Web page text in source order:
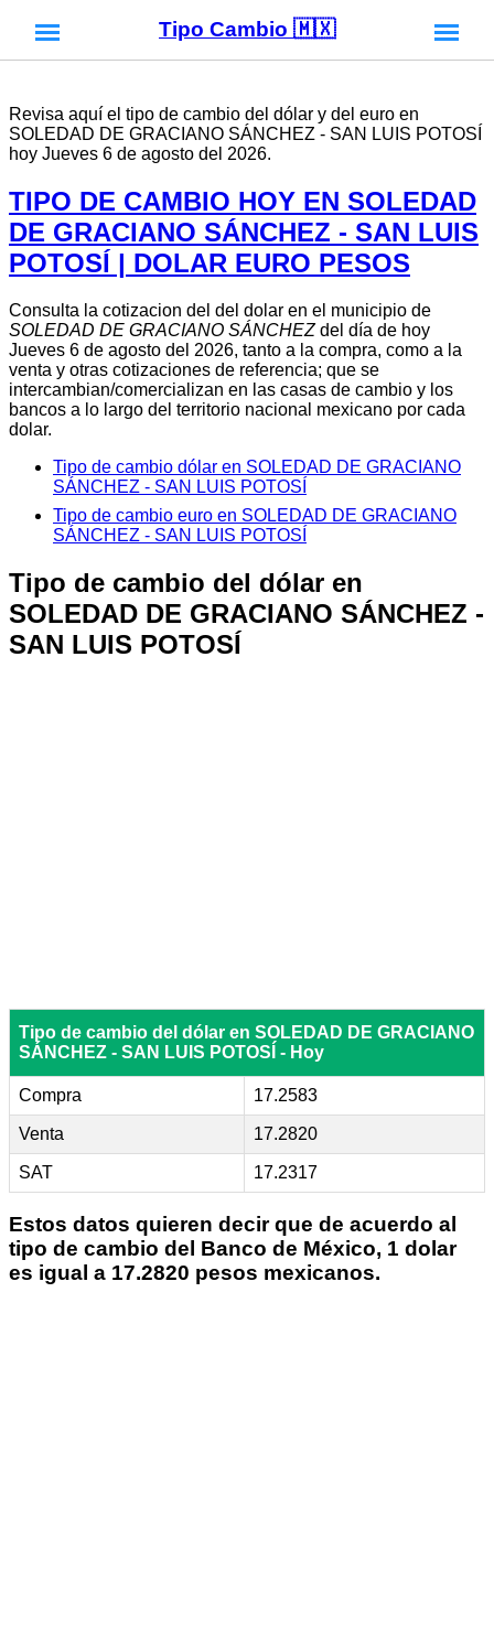
Tipo Cambio 🇲🇽
Revisa aquí el tipo de cambio del dólar y del euro en
SOLEDAD DE GRACIANO SÁNCHEZ - SAN LUIS POTOSÍ
hoy Jueves 6 de agosto del 2026.
TIPO DE CAMBIO HOY EN SOLEDAD
DE GRACIANO SÁNCHEZ - SAN LUIS
POTOSÍ | DOLAR EURO PESOS
Consulta la cotizacion del del dolar en el municipio de
SOLEDAD DE GRACIANO SÁNCHEZdel día de hoy
Jueves 6 de agosto del 2026, tanto a la compra, como a la
venta y otras cotizaciones de referencia; que se
intercambian/comercializan en las casas de cambio y los
bancos a lo largo del territorio nacional mexicano por cada
dolar.
Tipo de cambio dólar en SOLEDAD DE GRACIANO
SÁNCHEZ - SAN LUIS POTOSÍ
Tipo de cambio euro en SOLEDAD DE GRACIANO
SÁNCHEZ - SAN LUIS POTOSÍ
Tipo de cambio del dólar en
SOLEDAD DE GRACIANO SÁNCHEZ -
SAN LUIS POTOSÍ
Tipo de cambio del dólar en SOLEDAD DE GRACIANO
SÁNCHEZ - SAN LUIS POTOSÍ - Hoy
Compra 17.2583
Venta 17.2820
SAT 17.2317
Estos datos quieren decir que de acuerdo al
tipo de cambio del Banco de México, 1 dolar
es igual a 17.2820 pesos mexicanos.